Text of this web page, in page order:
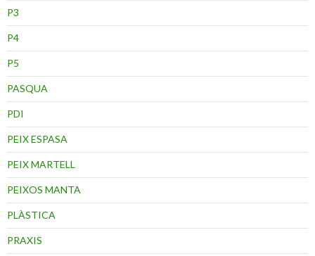
P3
P4
P5
PASQUA
PDI
PEIX ESPASA
PEIX MARTELL
PEIXOS MANTA
PLÀSTICA
PRAXIS